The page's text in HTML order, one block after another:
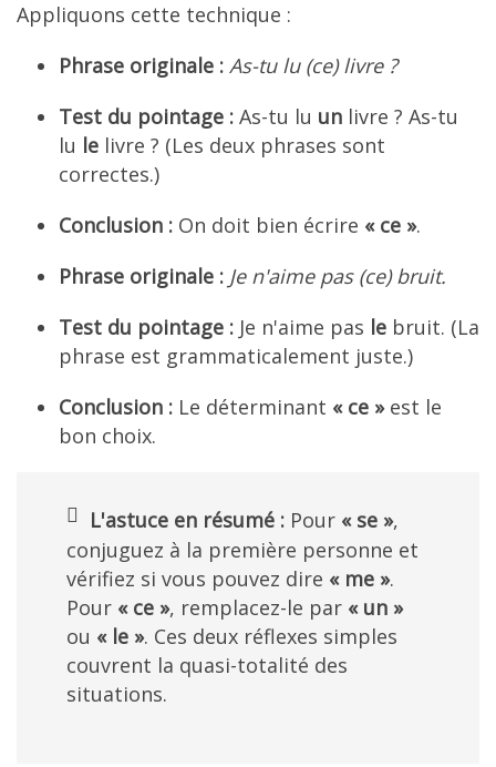
Appliquons cette technique :
Phrase originale : As-tu lu (ce) livre ?
Test du pointage : As-tu lu un livre ? As-tu
lu le livre ? (Les deux phrases sont
correctes.)
Conclusion : On doit bien écrire « ce ».
Phrase originale : Je n'aime pas (ce) bruit.
Test du pointage : Je n'aime pas le bruit. (La
phrase est grammaticalement juste.)
Conclusion : Le déterminant « ce »est le
bon choix.
L'astuce en résumé : Pour « se »,
conjuguez à la première personne et
vérifiez si vous pouvez dire « me ».
Pour « ce », remplacez-le par « un »
ou « le ». Ces deux réflexes simples
couvrent la quasi-totalité des
situations.